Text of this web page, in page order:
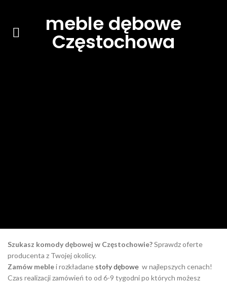
meble dębowe
Częstochowa
Szukasz komody dębowej w Częstochowie?Sprawdz oferte
producenta z Twojej okolicy.
Zamów meblei rozkładane stoły dębowe w najlepszych cenach!
Czas realizacji zamówień to od 6-9 tygodni po których możesz